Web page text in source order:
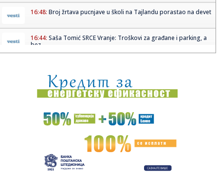
16:48: Broj žrtava pucnjave u školi na Tajlandu porastao na devet
16:44: Saša Tomić SRCE Vranje: Troškovi za građane i parking, a
bez ...
16:43:Spoljna politika Srbije
16:43:Menjaju se pravila za poreze u Srbiji! Predlog već u
Skupštini,...
BEŠIKTAŠ NE DOLAZI DA STATIRA: Čelnik otkrio veliki plan,
16:36:SafeJournalists: Hitno identifikovati i kazniti osobe koje